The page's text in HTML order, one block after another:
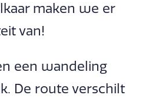
maken we er
van!
een wandeling
De route verschilt